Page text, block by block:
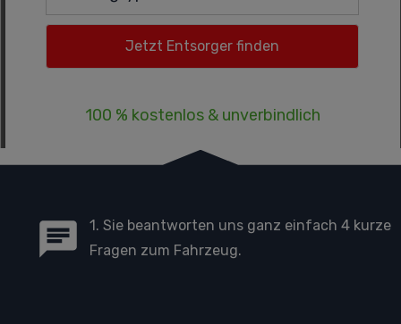
100 % kostenlos & unverbindlich
1. Sie beantworten uns ganz einfach 4 kurze
Fragen zum Fahrzeug.